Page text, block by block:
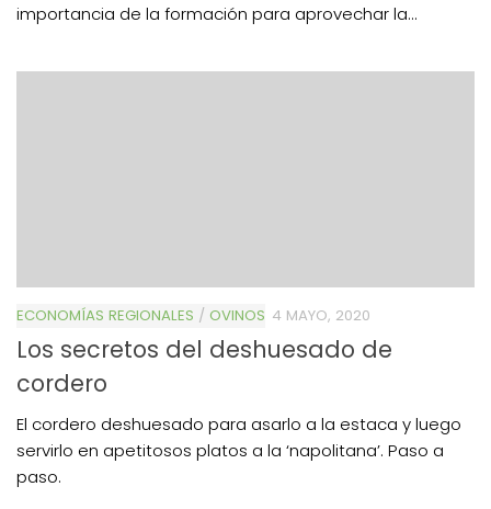
importancia de la formación para aprovechar la...
ECONOMÍAS REGIONALES / OVINOS 4 MAYO, 2020
Los secretos del deshuesado de
cordero
El cordero deshuesado para asarlo a la estaca y luego
servirlo en apetitosos platos a la ‘napolitana’. Paso a
paso.